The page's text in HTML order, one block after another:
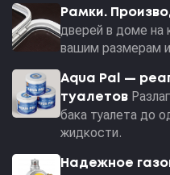
Рамки.
дверей в доме на
вашим размерам
Aqua Pal —
туалетов
бака туалета до
жидкости.
Надежное